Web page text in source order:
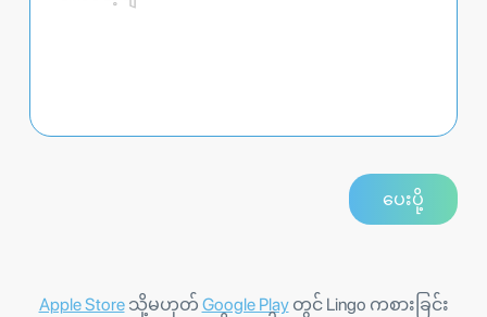
Apple Storeသို့မဟုတ် Google Playတွင် Lingo ကစားခြင်း